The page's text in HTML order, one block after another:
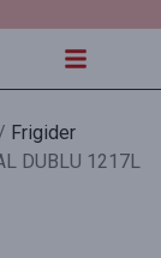
/ Frigider
DUBLU 1217L